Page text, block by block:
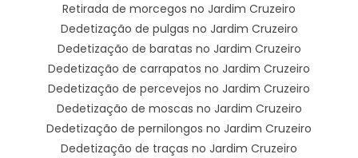
Retirada de morcegos no Jardim Cruzeiro
Dedetização de pulgas no Jardim Cruzeiro
Dedetização de baratas no Jardim Cruzeiro
Dedetização de carrapatos no Jardim Cruzeiro
Dedetização de percevejos no Jardim Cruzeiro
Dedetização de moscas no Jardim Cruzeiro
Dedetização de pernilongos no Jardim Cruzeiro
Dedetização de traças no Jardim Cruzeiro